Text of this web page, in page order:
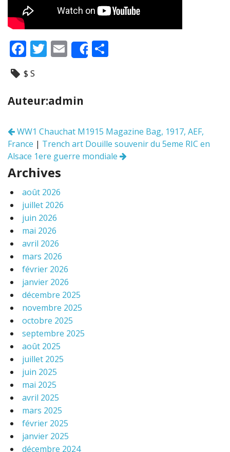
F
ac
e
b
o
k
T
er
E
m
l
Share
$ S
Auteur:admin
Navigation
des
articles
WW1 Chauchat M1915 Magazine Bag, 1917, AEF,
France | Trench art Douille souvenir du 5eme RIC en
Alsace 1ere guerre mondiale
Archives
août 2026
juillet 2026
juin 2026
mai 2026
avril 2026
mars 2026
février 2026
janvier 2026
décembre 2025
novembre 2025
octobre 2025
septembre 2025
août 2025
juillet 2025
juin 2025
mai 2025
avril 2025
mars 2025
février 2025
janvier 2025
décembre 2024